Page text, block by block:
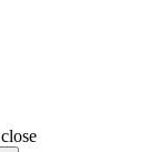
close